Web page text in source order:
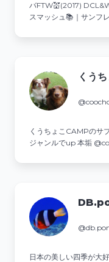
バFTW💒(2017)
スマッシュ📚｜サンフ
くう
くうちょこCAMPのサ
ジャンルでup 本垢
日本の美しい四季が大